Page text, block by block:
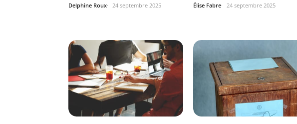
Delphine Roux 24 septembre 2025 Élise Fabre 24 septembre 2025